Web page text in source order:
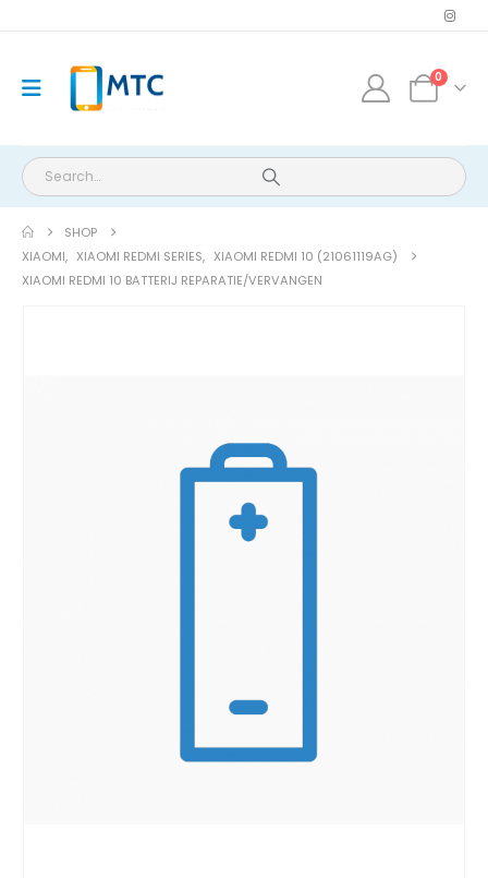
0
SHOP
XIAOMI, XIAOMI REDMI SERIES, XIAOMI REDMI 10 (21061119AG)
XIAOMI REDMI 10 BATTERIJ REPARATIE/VERVANGEN